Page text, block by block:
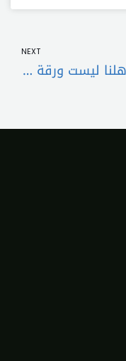
NEXT
دماء أهلنا ليست ورقة تفاوض في يد أحد!